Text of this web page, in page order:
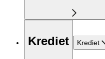
Krediet Krediet